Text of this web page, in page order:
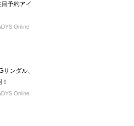
予約アイ
Online
ンダル、
Online